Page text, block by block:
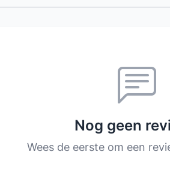
Nog geen
Wees de eerste om een